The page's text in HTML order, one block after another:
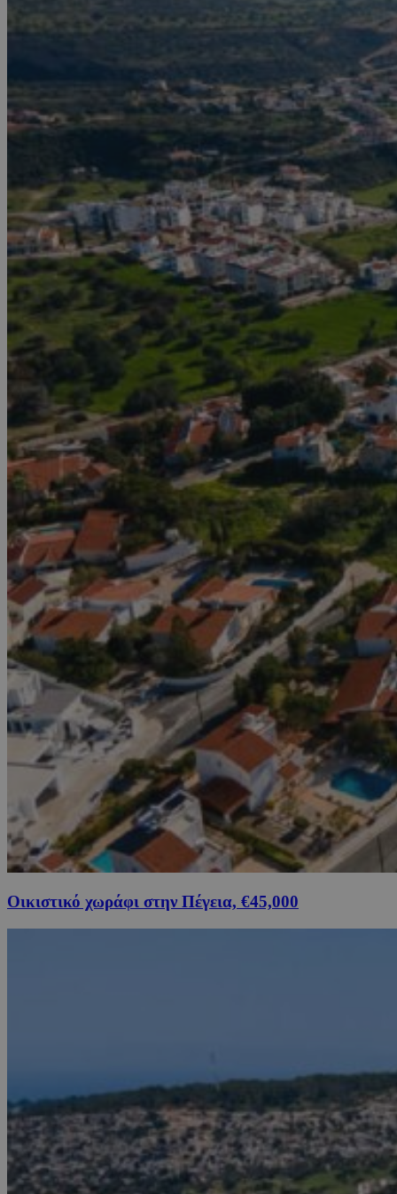
Οικιστικό χωράφι στην Πέγεια, €45,000